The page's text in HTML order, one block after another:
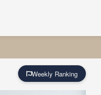
Weekly Ranking